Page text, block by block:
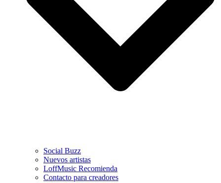
Social Buzz
Nuevos artistas
LoffMusic Recomienda
Contacto para creadores